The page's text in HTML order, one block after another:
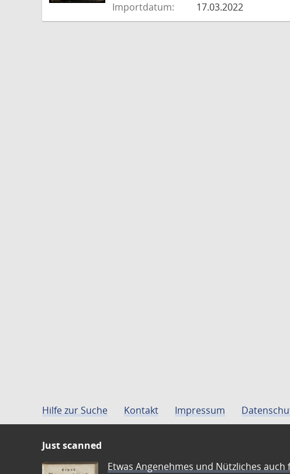
Importdatum:
17.03.2022
Hilfe zur Suche Kontakt Impressum
Just scanned
Etwas Angenehmes und Nützliches